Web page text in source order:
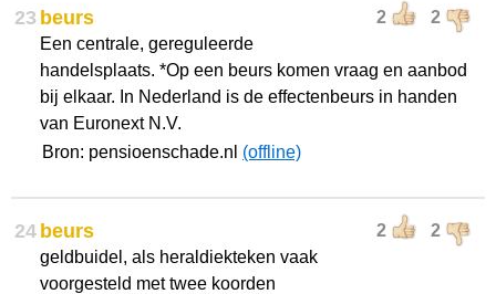
23 2 2
beurs
Een centrale, gereguleerde
handelsplaats. *Op een beurs komen vraag en aanbod
bij elkaar. In Nederland is de effectenbeurs in handen
van Euronext N.V.
Bron: pensioenschade.nl (offline)
24 2 2
beurs
geldbuidel, als heraldiekteken vaak
voorgesteld met twee koorden